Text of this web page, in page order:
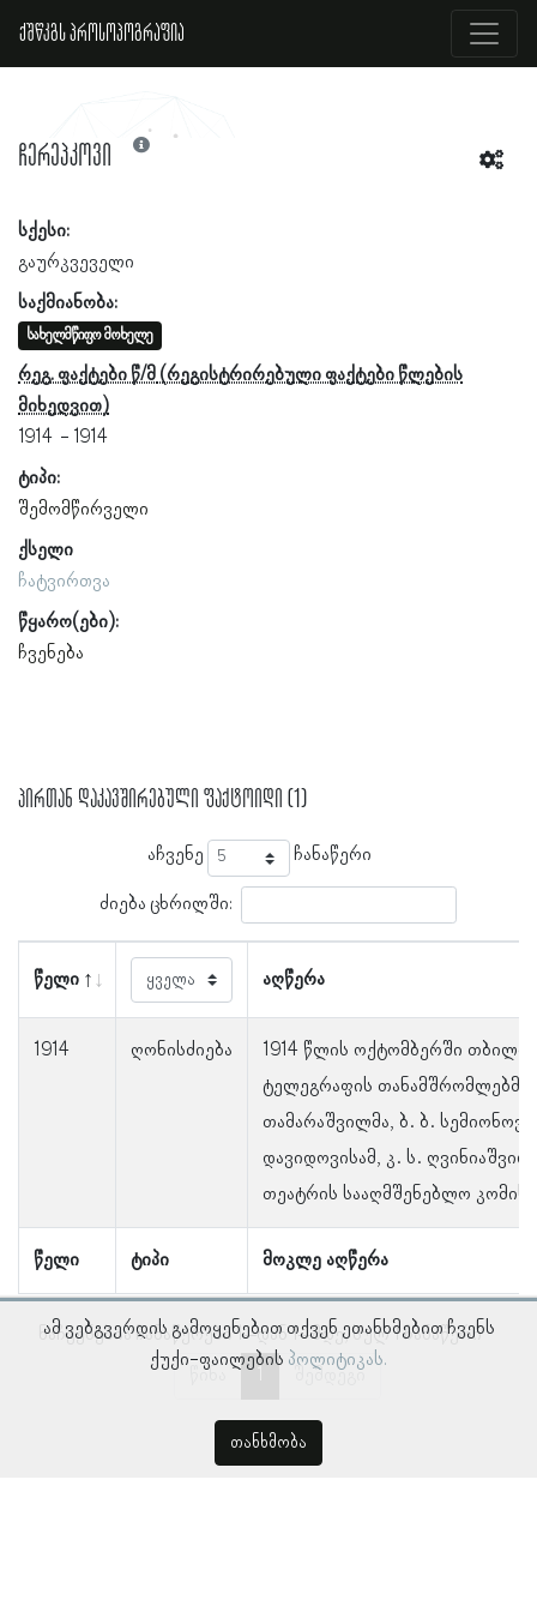
ქშწკგს პროსოპოგრაფია
ჩერეპკოვი
სქესი:
გაურკვეველი
საქმიანობა:
სახელმწიფო მოხელე
რეგ. ფაქტები წ/მ
1914
1914
ტიპი:
შემომწირველი
ქსელი
ჩატვირთვა
წყარო(ები):
ჩვენება
პირთან დაკავშირებული ფაქტოიდი (1)
აჩვენე ჩანაწერი
ძიება ცხრილში:
წელი აღწერა
წელი ტიპი მოკლე აღწერა
1914 ღონისძიება
1914 წლის ოქტომბერში
ტელეგრაფის თანამშრომლებმა
თამარაშვილმა, ბ. ბ.
დავიდოვისამ, კ. ს.
თეატრის სააღმშენებლო
ნაჩვენებია ჩანაწერები 1–დან 1–მდე, სულ 1 ჩანაწერი
წინა
შემდეგი
ამ ვებგვერდის გამოყენებით თქვენ ეთანხმებით ჩვენს
ქუქი-ფაილების პოლიტიკას.
თანხმობა